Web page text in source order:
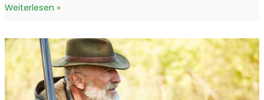
Pfotenabdruck
Eine
bleibende
Erinnerung
selbst
gemacht
Weiterlesen »